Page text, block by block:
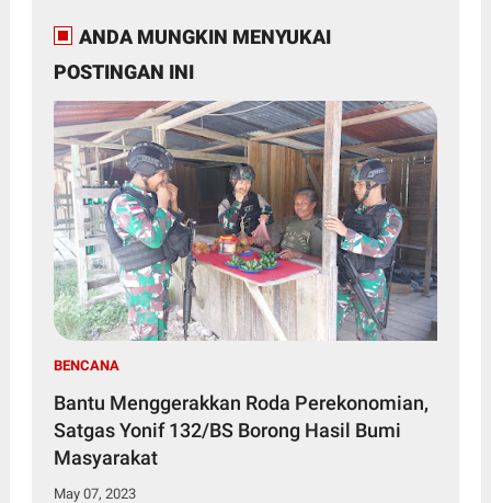
ANDA MUNGKIN MENYUKAI
POSTINGAN INI
BENCANA
Bantu Menggerakkan Roda Perekonomian,
Satgas Yonif 132/BS Borong Hasil Bumi
Masyarakat
May 07, 2023